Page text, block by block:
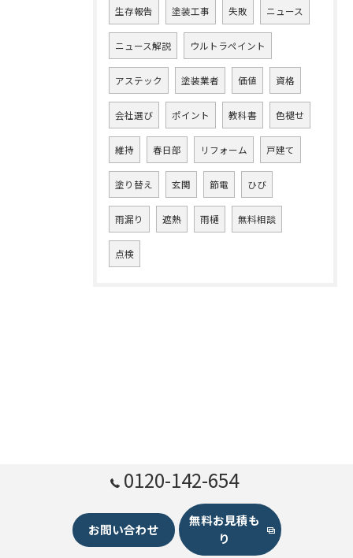
生存報告 塗装工事 失敗 ニュース
ニュース解説 ウルトラペイント
アステック 塗装業者 価値 資格
会社選び ポイント 教科書 色褪せ
維持 春日部 リフォーム 戸建て
塗り替え 玄関 節電 ひび
雨漏り 遮熱 雨樋 無料相談
点検
0120-142-654
お問い合わせ
無料お見積も
り